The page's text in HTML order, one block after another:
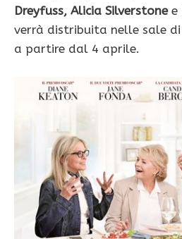
Dreyfuss, Alicia Silverstone e
verrà distribuita nelle sale
a partire dal 4 aprile.